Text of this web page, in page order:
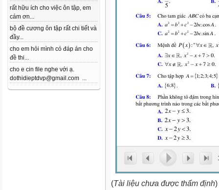
rất hữu ích cho việc ôn tập, em
cám ơn...
bộ đề cương ôn tập rất chi tiết và
đầy...
cho em hỏi mình có đáp án cho
đề thi...
cho e cin file nghe với ạ.
dothidieptdvp@gmail.com ...
(Tài liệu chưa được thẩm định)